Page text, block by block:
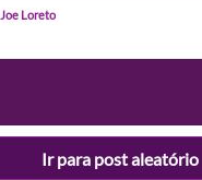
Joe Loreto
Ir para post aleatório